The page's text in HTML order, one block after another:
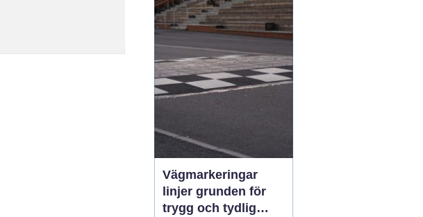
stark att sömnen störs.
Då uppstårbeho...
Vägmarkeringar
linjer grunden för
trygg och tydlig